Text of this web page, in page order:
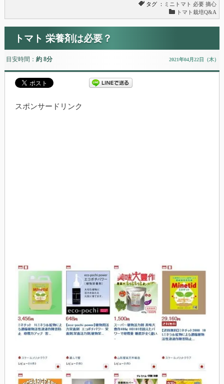
タグ ： ミニトマト 必要 摘心
トマト栽培Q&A
トマト 栄養剤は必要？
目安時間： 約 8分 2021年04月22日（木）
スポンサードリンク